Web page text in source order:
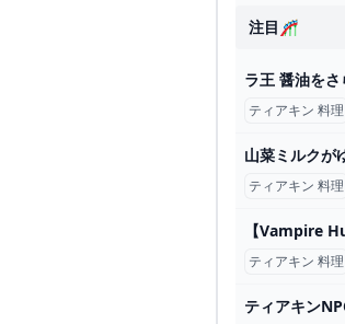
注目🎢
ティアキン 料理
ティアキン 料理
ティアキン 料理